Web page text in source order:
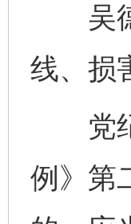
吴德
线、损
党纪
例》第